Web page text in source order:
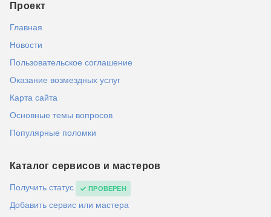
Проект
Главная
Новости
Пользовательское соглашение
Оказание возмездных услуг
Карта сайта
Основные темы вопросов
Популярные поломки
Каталог сервисов и мастеров
Получить статус ПРОВЕРЕН
Добавить сервис или мастера